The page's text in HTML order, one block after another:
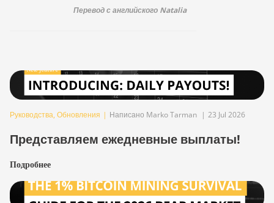
Перевод с английского Natalia
Руководства, Обновления | Написано Marko Tarman | 23 Jul 2026
Представляем ежедневные выплаты!
Подробнее